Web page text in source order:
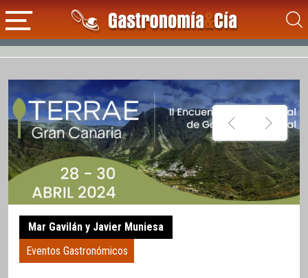
Mar Gavilán y Javier Muniesa
Eventos Gastronómicos